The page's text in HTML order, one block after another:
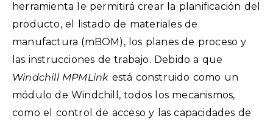
herramienta le permitirá crear la planificación del
producto, el listado de materiales de
manufactura (mBOM), los planes de proceso y
las instrucciones de trabajo. Debido a que
Windchill MPMLink está construido como un
módulo de Windchill, todos los mecanismos,
como el control de acceso y las capacidades de